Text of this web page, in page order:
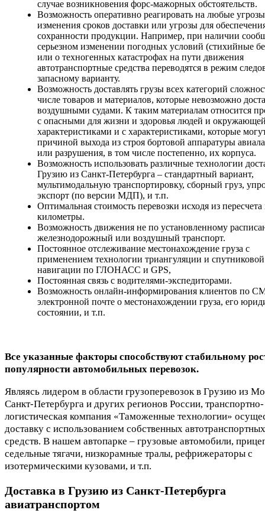
случае возникновения форс-мажорных обстоятельств.
Возможность оперативно реагировать на любые угрозы
изменения сроков доставки или угрозы для
сохранности продукции. Например, при наличии
серьезном изменении погодных условий (стихийные
или о техногенных катастрофах на пути движения
автотранспортные средства переводятся в режим
запасному варианту.
Возможность доставлять грузы всех категорий
числе товаров и материалов, которые невозможно
воздушными судами. К таким материалам относится
с опасными для жизни и здоровья людей и
характеристиками и с характеристиками, которые
причиной выхода из строя бортовой аппаратуры
или разрушения, в том числе постепенно, их корпуса.
Возможность использовать различные технологии
Грузию из Санкт-Петербурга – стандартный вариант,
мультимодальную транспортировку, сборный груз,
экспорт (по версии МДП), и т.п.
Оптимальная стоимость перевозки исходя из
километры.
Возможность движения не по установленному
железнодорожный или воздушный транспорт.
Постоянное отслеживание местонахождение груза с
применением технологии триангуляции и спутниковой
навигации по ГЛОНАСС и GPS,
Постоянная связь с водителями-экспедиторами.
Возможность онлайн-информирования клиентов по
электронной почте о местонахождении груза, его
состоянии, и т.п.
Все указанные факторы способствуют стабильному
популярности автомобильных перевозок.
Являясь лидером в области грузоперевозок в Грузию из
Санкт-Петербурга и других регионов России, транспортно-
логистическая компания «Таможенные технологии»
доставку с использованием собственных автотранспортных
средств. В нашем автопарке – грузовые автомобили,
седельные тягачи, низкорамные тралы, рефрижераторы с
изотермическими кузовами, и т.п.
Доставка в Грузию из Санкт-Петербурга
авиатранспортом